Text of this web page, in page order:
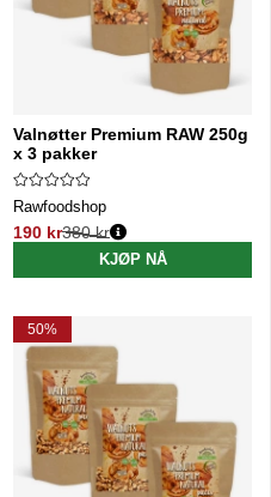
Valnøtter Premium RAW 250g
x 3 pakker
Rawfoodshop
190 kr
Vanlig pris:
380 kr
KJØP NÅ
50%